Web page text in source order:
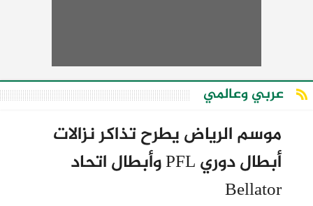
عربي وعالمي
موسم الرياض يطرح تذاكر نزالات
أبطال دوري PFL وأبطال اتحاد
Bellator